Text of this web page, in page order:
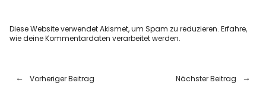
Diese Website verwendet Akismet, um Spam zu reduzieren.Erfahre,
wie deine Kommentardaten verarbeitet werden.
Vorheriger Beitrag
Nächster Beitrag